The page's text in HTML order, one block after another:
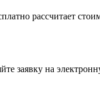
рассчитает
заявку на